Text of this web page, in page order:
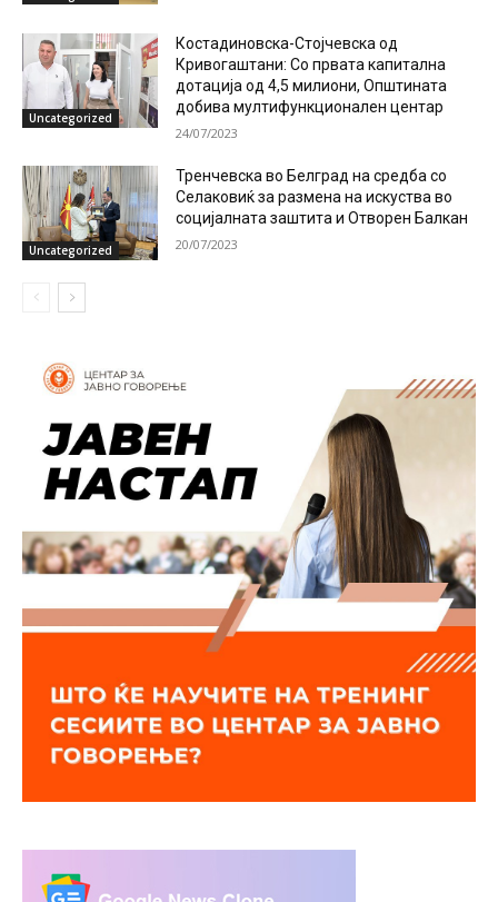
Uncategorized
Костадиновска-Стојчевска од
Кривогаштани: Со првата капитална
дотација од 4,5 милиони, Општината
добива мултифункционален центар
24/07/2023
Uncategorized
Тренчевска во Белград на средба со
Селаковиќ за размена на искуства во
социјалната заштита и Отворен Балкан
20/07/2023